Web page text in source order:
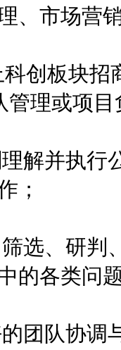
、市场营
板块招
管理或项
并执行
；
、研判
的各类问
队协调